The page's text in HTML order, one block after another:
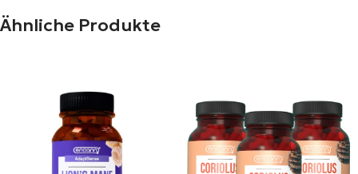
Ähnliche Produkte